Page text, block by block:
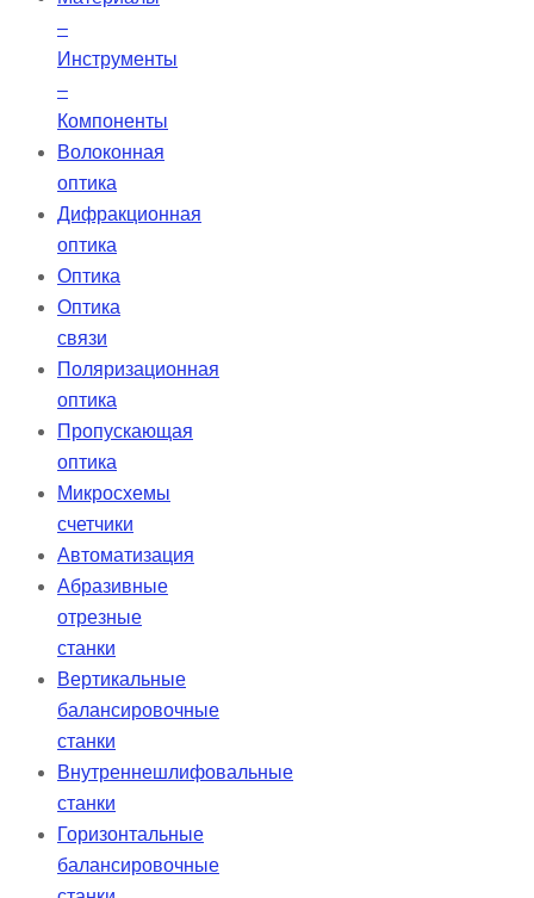
–
Инструменты
–
Компоненты
Волоконная
оптика
Дифракционная
оптика
Оптика
Оптика
связи
Поляризационная
оптика
Пропускающая
оптика
Микросхемы
счетчики
Автоматизация
Абразивные
отрезные
станки
Вертикальные
балансировочные
станки
Внутреннешлифовальные
станки
Горизонтальные
балансировочные